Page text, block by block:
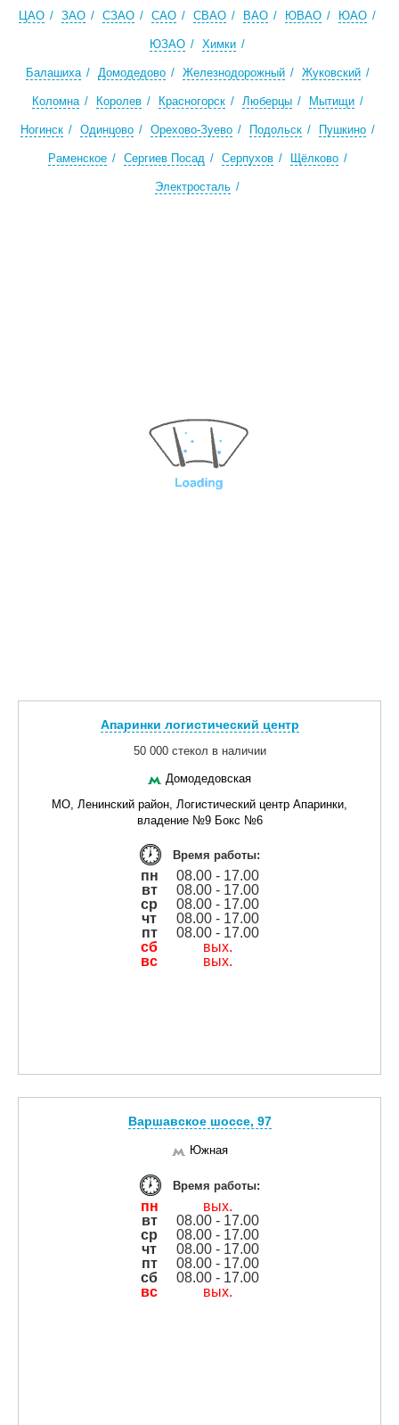
ЦАО ЗАО СЗАО САО СВАО ВАО ЮВАО ЮАО
ЮЗАО Химки
Балашиха Домодедово Железнодорожный Жуковский
Коломна Королев Красногорск Люберцы Мытищи
Ногинск Одинцово Орехово-Зуево Подольск Пушкино
Раменское Сергиев Посад Серпухов Щёлково
Электросталь
Апаринки логистический центр
50 000 стекол в наличии
Домодедовская
МО, Ленинский район, Логистический центр Апаринки,
владение №9 Бокс №6
Время работы:
пн
08.00 - 17.00
вт
08.00 - 17.00
ср
08.00 - 17.00
чт
08.00 - 17.00
пт
08.00 - 17.00
сб
вых.
вс
вых.
Варшавское шоссе, 97
Южная
Время работы:
пн
вых.
вт
08.00 - 17.00
ср
08.00 - 17.00
чт
08.00 - 17.00
пт
08.00 - 17.00
сб
08.00 - 17.00
вс
вых.